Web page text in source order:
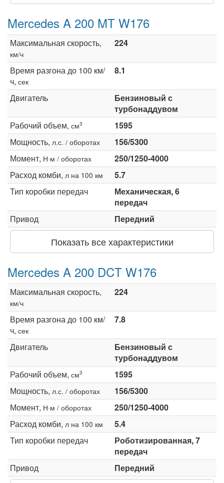
Mercedes A 200 MT W176
Максимальная скорость,
км/ч
224
Время разгона до 100 км/
ч, сек
8.1
Двигатель
Бензиновый с
турбонаддувом
Рабочий объем, см3
1595
Мощность, л.с. / оборотах
156/5300
Момент, Н·м / оборотах
250/1250-4000
Расход комби, л на 100 км
5.7
Тип коробки передач
Механическая, 6
передач
Привод
Передний
Показать все характеристики
Mercedes A 200 DCT W176
Максимальная скорость,
км/ч
224
Время разгона до 100 км/
ч, сек
7.8
Двигатель
Бензиновый с
турбонаддувом
Рабочий объем, см3
1595
Мощность, л.с. / оборотах
156/5300
Момент, Н·м / оборотах
250/1250-4000
Расход комби, л на 100 км
5.4
Тип коробки передач
Роботизированная, 7
передач
Привод
Передний